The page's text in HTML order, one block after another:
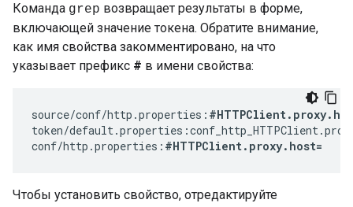
Команда grep возвращает результаты в форме,
включающей значение токена. Обратите внимание,
как имя свойства закомментировано, на что
указывает префикс # в имени свойства:
source/conf/http.properties:
token/
conf/http.properties: #HTTPClient.proxy.host=
Чтобы установить свойство, отредактируйте